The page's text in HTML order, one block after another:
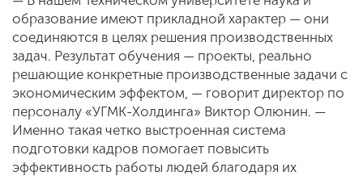
образование имеют прикладной характер — они
соединяются в целях решения производственных
задач. Результат обучения — проекты, реально
решающие конкретные производственные задачи с
экономическим эффектом, — говорит директор по
персоналу «УГМК-Холдинга» Виктор Олюнин. —
Именно такая четко выстроенная система
подготовки кадров помогает повысить
эффективность работы людей благодаря их